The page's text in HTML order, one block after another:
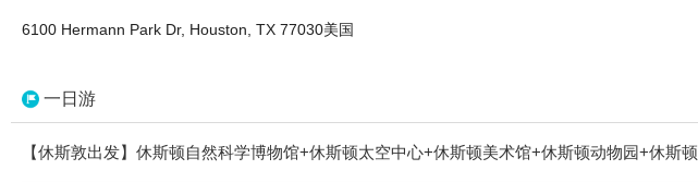
6100 Hermann Park Dr, Houston, TX 77030美国
一日游
【休斯敦出发】休斯顿自然科学博物馆+休斯顿太空中心+休斯顿美术馆+休斯顿动物园+休斯